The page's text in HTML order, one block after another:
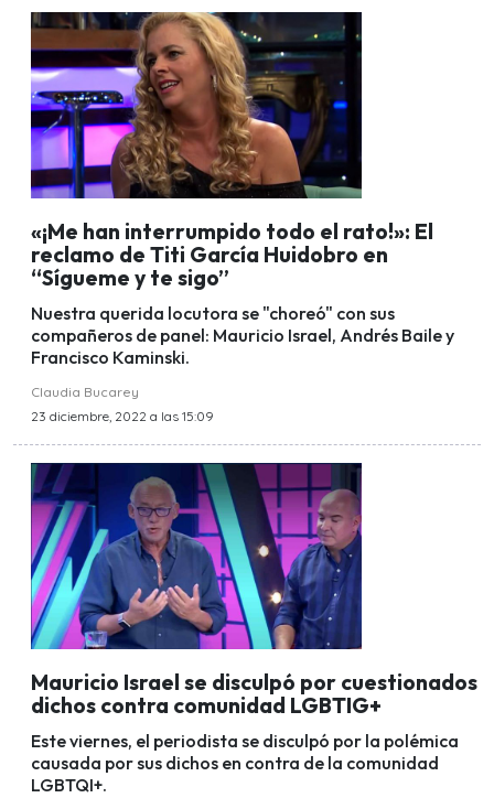
«¡Me han interrumpido todo el rato!»: El
reclamo de Titi García Huidobro en
“Sígueme y te sigo”
Nuestra querida locutora se "choreó" con sus
compañeros de panel: Mauricio Israel, Andrés Baile y
Francisco Kaminski.
Claudia Bucarey
23 diciembre, 2022 a las 15:09
Mauricio Israel se disculpó por cuestionados
dichos contra comunidad LGBTIG+
Este viernes, el periodista se disculpó por la polémica
causada por sus dichos en contra de la comunidad
LGBTQI+.